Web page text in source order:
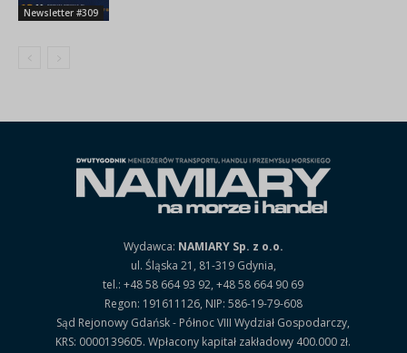
Newsletter #309
Wydawca: NAMIARY Sp. z o.o.
ul. Śląska 21, 81-319 Gdynia,
tel.: +48 58 664 93 92, +48 58 664 90 69
Regon: 191611126, NIP: 586-19-79-608
Sąd Rejonowy Gdańsk - Północ VIII Wydział Gospodarczy,
KRS: 0000139605. Wpłacony kapitał zakładowy 400.000 zł.